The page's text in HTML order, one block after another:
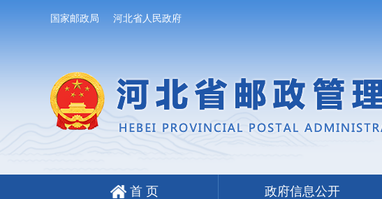
国家邮政局 河北省人民政府
首 页 政府信息公开